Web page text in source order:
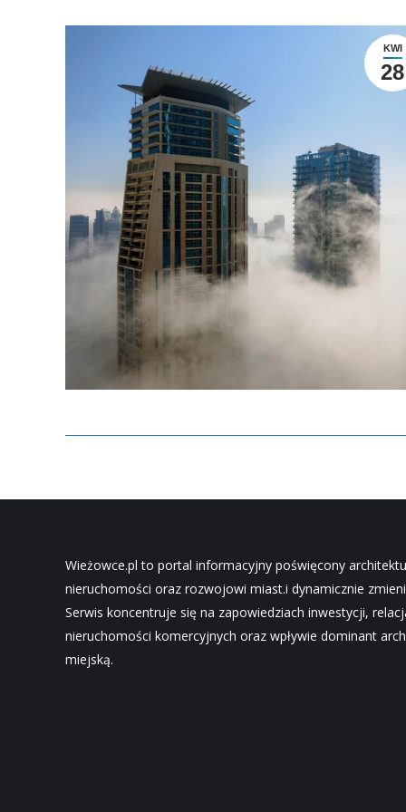
KWI
28
Wieżowce.pl to portal informacyjny poświęcony
nieruchomości oraz rozwojowi miast.i dynamicznie
Serwis koncentruje się na zapowiedziach inwestycji,
nieruchomości komercyjnych oraz wpływie dominant
miejską.